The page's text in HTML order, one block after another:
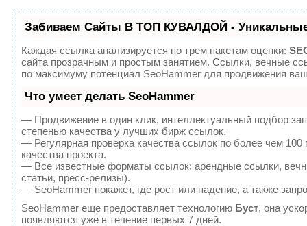
Забиваем Сайты В ТОП КУВАЛДОЙ - Уникальные
Каждая ссылка анализируется по трем пакетам оценки:
сайта прозрачным и простым занятием. Ссылки, вечные
по максимуму потенциал SeoHammer для продвижения
Что умеет делать SeoHammer
— Продвижение в один клик, интеллектуальный подбор
степенью качества у лучших бирж ссылок.
— Регулярная проверка качества ссылок по более чем
качества проекта.
— Все известные форматы ссылок: арендные ссылки,
статьи, пресс-релизы).
— SeoHammer покажет, где рост или падение, а также
SeoHammer еще предоставляет технологию Буст, она
появляются уже в течение первых 7 дней.